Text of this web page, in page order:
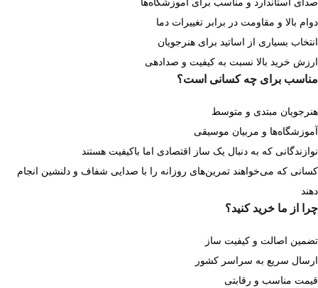
دوام بالا و مقاومت در برابر تغییرات دما
انتخاب بسیاری از اساتید برای هنرجویان
ارزش خرید بالا نسبت به کیفیت و صدادهی
مناسب برای چه کسانی است؟
هنرجویان مبتدی و متوسط
آموزشگاه‌ها و مربیان موسیقی
نوازندگانی که به دنبال یک ساز اقتصادی اما باکیفیت هستند
کسانی که می‌خواهند تمرین‌های روزانه را با صدایی شفاف و دلنشین انجام
دهند
چرا از ما خرید کنید؟
تضمین اصالت و کیفیت ساز
ارسال سریع به سراسر کشور
قیمت مناسب و رقابتی